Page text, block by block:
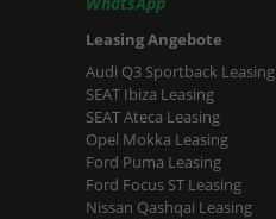
Leasing Angebote
Audi Q3 Sportback Leasing
SEAT Ibiza Leasing
SEAT Ateca Leasing
Opel Mokka Leasing
Ford Puma Leasing
Ford Focus ST Leasing
Nissan Qashqai Leasing